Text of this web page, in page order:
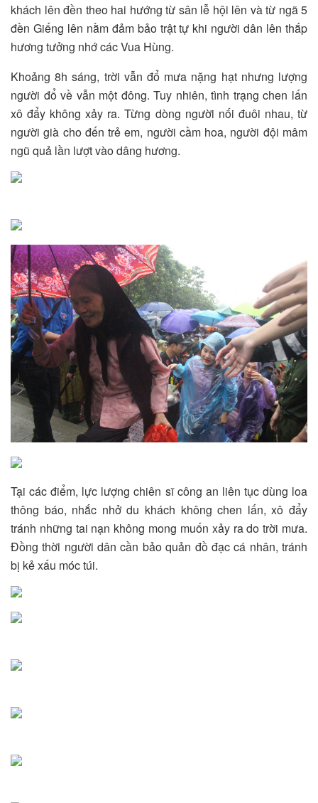
khách lên đền theo hai hướng từ sân lễ hội lên và từ ngã 5
đền Giếng lên nằm đảm bảo trật tự khi người dân lên thắp
hương tưởng nhớ các Vua Hùng.
Khoảng 8h sáng, trời vẫn đổ mưa nặng hạt nhưng lượng
người đổ về vẫn một đông. Tuy nhiên, tình trạng chen lấn
xô đẩy không xảy ra. Từng dòng người nối đuôi nhau, từ
người già cho đến trẻ em, người cầm hoa, người đội mâm
ngũ quả lần lượt vào dâng hương.
Tại các điểm, lực lượng chiên sĩ công an liên tục dùng loa
thông báo, nhắc nhở du khách không chen lấn, xô đẩy
tránh những tai nạn không mong muốn xảy ra do trời mưa.
Đồng thời người dân cần bảo quản đồ đạc cá nhân, tránh
bị kẻ xấu móc túi.